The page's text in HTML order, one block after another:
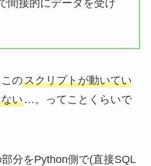
間接的にデータを受け
のスクリプトが動いてい
い…。ってことくらいで
分をPython側で(直接SQL